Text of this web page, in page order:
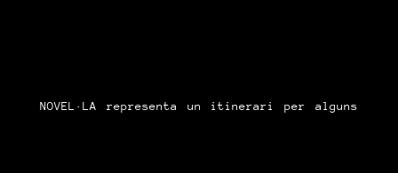
NOVEL·LA representa un itinerari per alguns